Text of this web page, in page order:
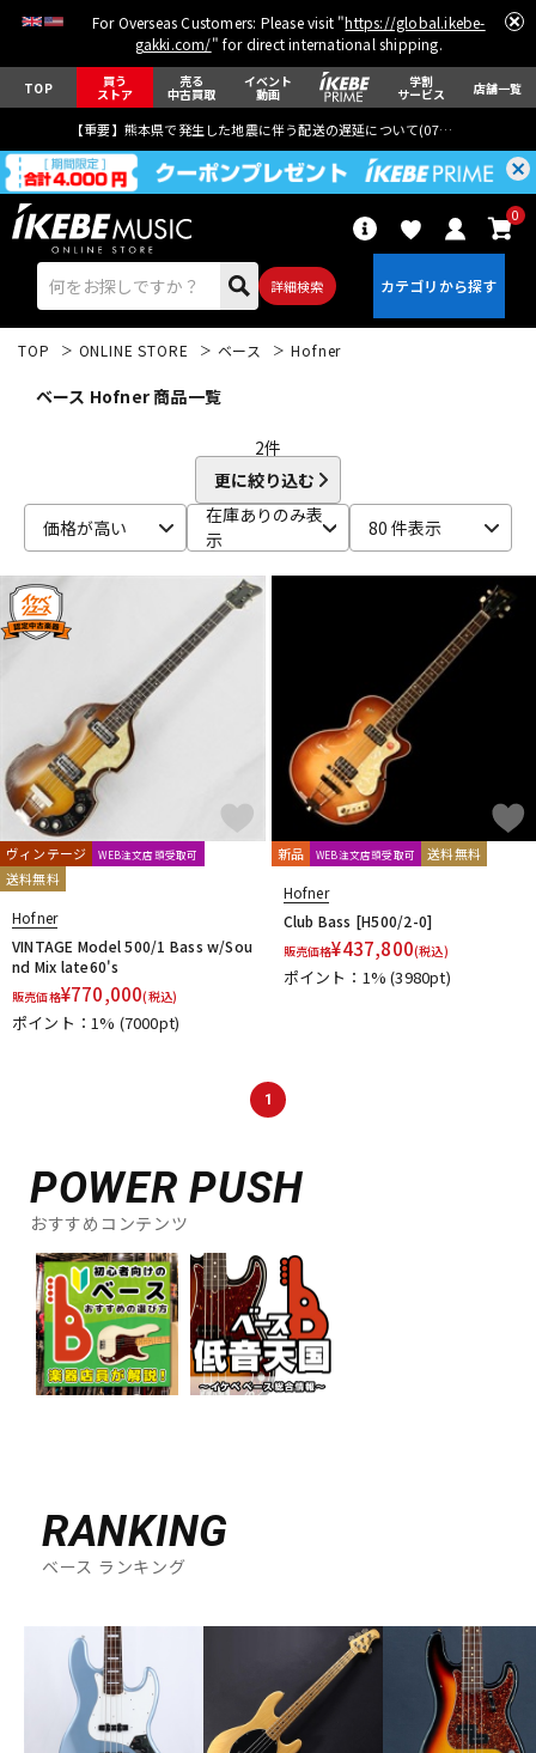
For Overseas Customers: Please visit "https://global.ikebe-
gakki.com/" for direct international shipping.
TOP 買う
ストア
売る
中古買取
イベント
動画
学割
サービス 店舗一覧
【重要】熊本県で発生した地震に伴う配送の遅延について(07月29日
詳細検索
0
ベース ウクレレ
パーカッション
キーボード 電子ピアノ
その他楽器
エフェクター
DJ機器
配信/ライブ機器
中古
TOP ONLINE STORE ベース Hofner
ベース Hofner 商品一覧
2件
更に絞り込む
価格が高い
在庫ありのみ表
示
80 件表示
ヴィンテージ WEB注文店頭受取可
送料無料
Hofner
VINTAGE Model 500/1 Bass w/Sou
nd Mix late60's
販売価格¥770,000(税込)
ポイント：1% (7000pt)
新品 WEB注文店頭受取可 送料無料
Hofner
Club Bass [H500/2-0]
販売価格¥437,800(税込)
ポイント：1%(3980pt)
1
POWER PUSH
おすすめコンテンツ
RANKING
ベース ランキング